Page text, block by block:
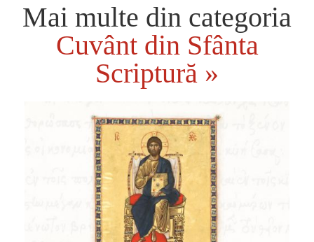
Mai multe din categoria
Cuvânt din Sfânta
Scriptură »